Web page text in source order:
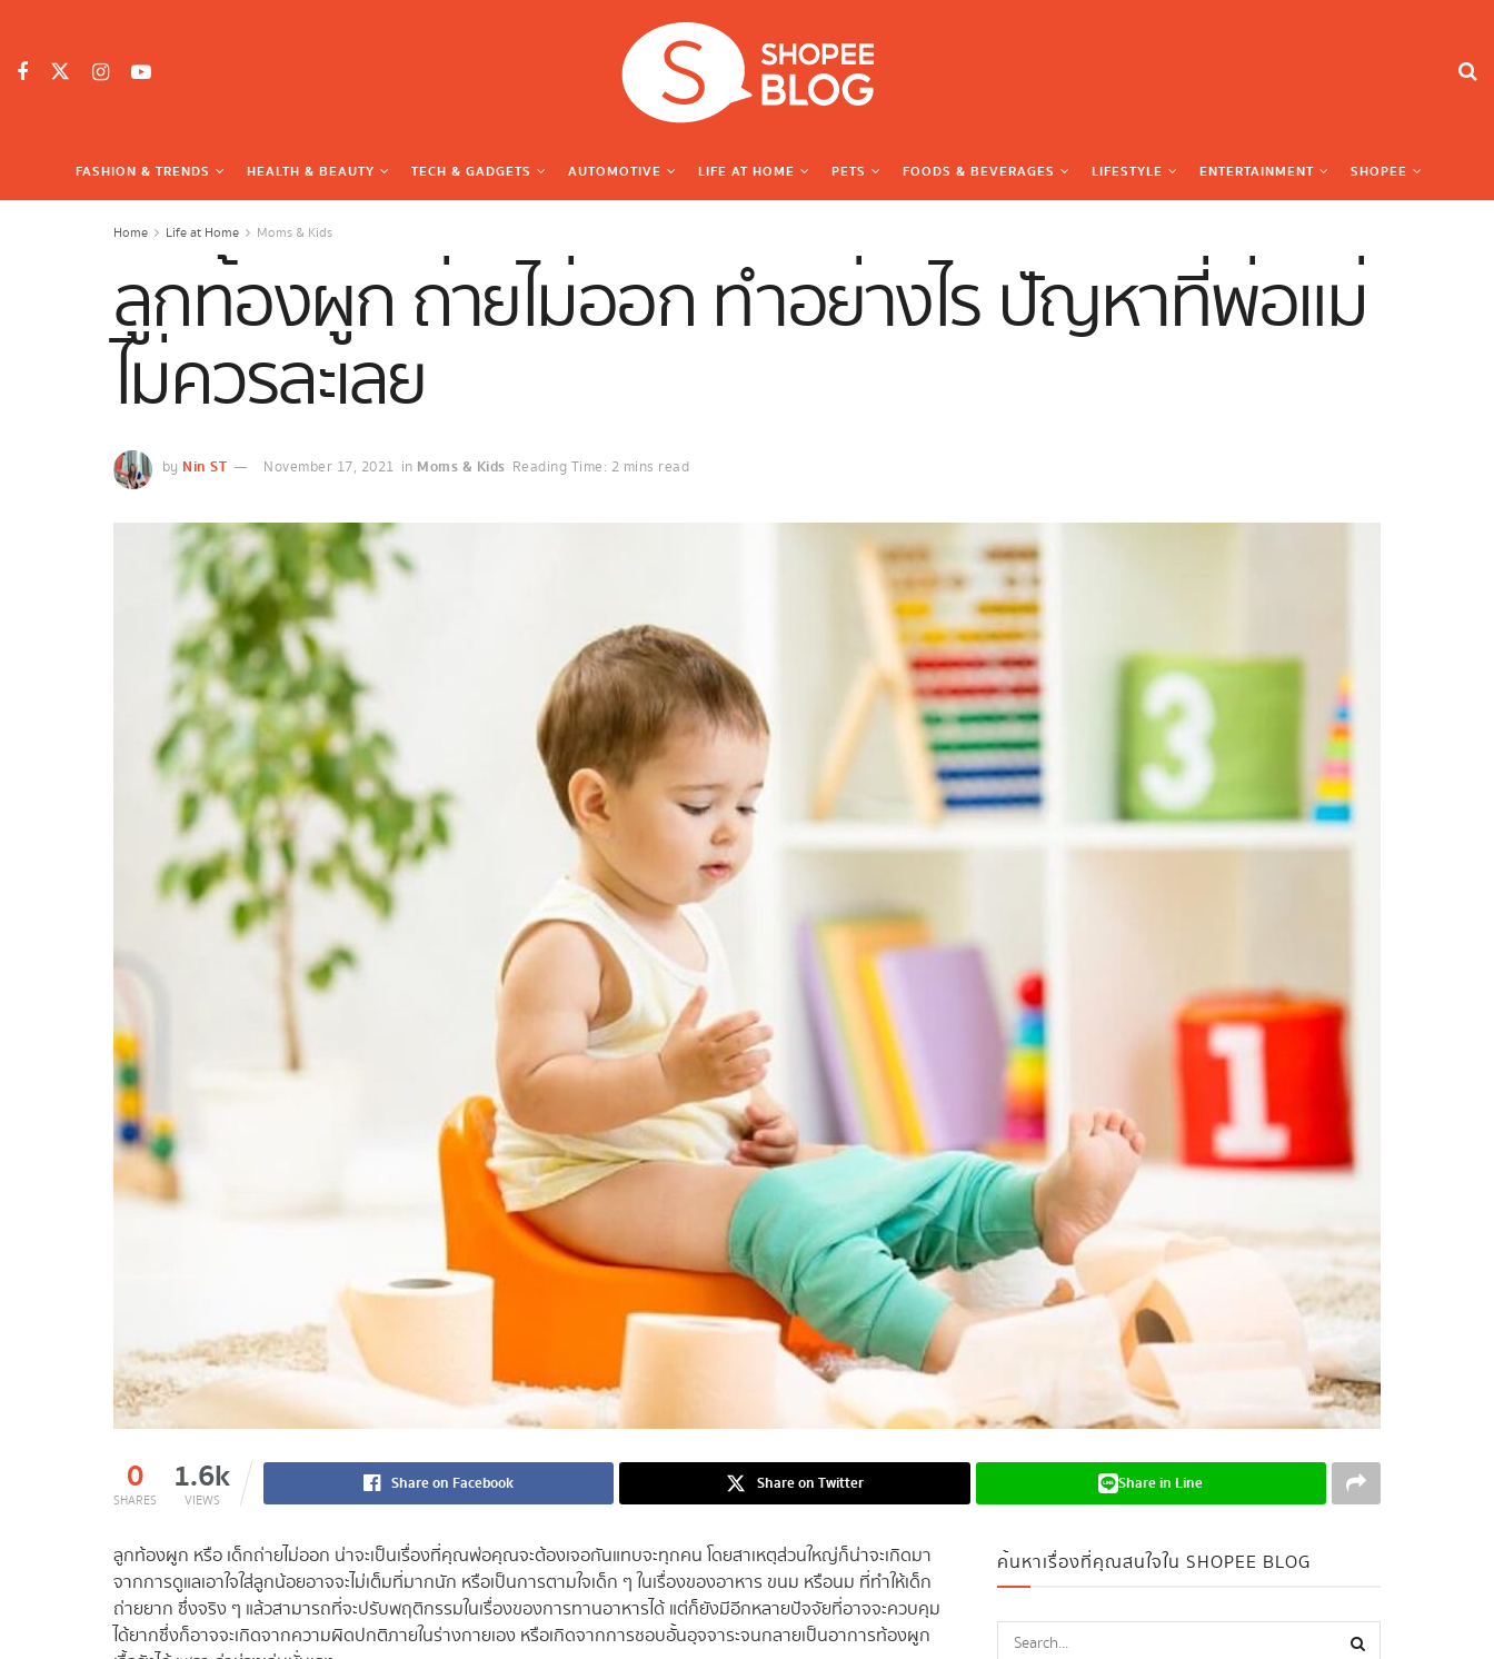
FASHION & TRENDS HEALTH & BEAUTY TECH & GADGETS AUTOMOTIVE LIFE AT HOME PETS FOODS & BEVERAGES LIFESTYLE ENTERTAINMENT SHOPEE
Home Life at Home Moms & Kids
ลูกท้องผูก ถ่ายไม่ออก ทำอย่างไร ปัญหาที่พ่อแม่
ไม่ควรละเลย
by Nin ST November 17, 2021 in Moms & Kids Reading Time: 2 mins read
0
SHARES
1.6k
VIEWS
Share on Facebook Share on Twitter Share in Line
ลูกท้องผูก หรือ เด็กถ่ายไม่ออก น่าจะเป็นเรื่องที่คุณพ่อคุณจะต้องเจอกันแทบจะทุกคน โดยสาเหตุส่วนใหญ่ก็น่าจะเกิดมา
จากการดูแลเอาใจใส่ลูกน้อยอาจจะไม่เต็มที่มากนัก หรือเป็นการตามใจเด็ก ๆ ในเรื่องของอาหาร ขนม หรือนม ที่ทำให้เด็ก
ถ่ายยาก ซึ่งจริง ๆ แล้วสามารถที่จะปรับพฤติกรรมในเรื่องของการทานอาหารได้ แต่ก็ยังมีอีกหลายปัจจัยที่อาจจะควบคุม
ได้ยากซึ่งก็อาจจะเกิดจากความผิดปกติภายในร่างกายเอง หรือเกิดจากการชอบอั้นอุจจาระจนกลายเป็นอาการท้องผูก
ค้นหาเรื่องที่คุณสนใจใน SHOPEE BLOG